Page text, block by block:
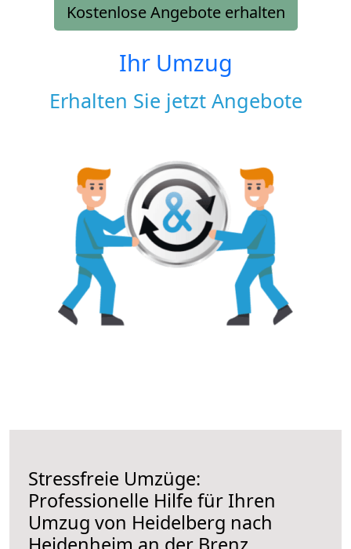
Kostenlose Angebote erhalten
Ihr Umzug
Erhalten Sie jetzt Angebote
Stressfreie Umzüge:
Professionelle Hilfe für Ihren
Umzug von Heidelberg nach